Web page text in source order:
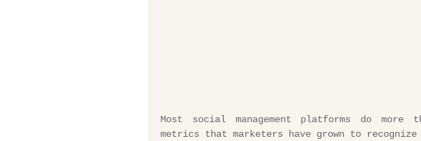
Most social management platforms do
metrics that marketers have grown to recognize